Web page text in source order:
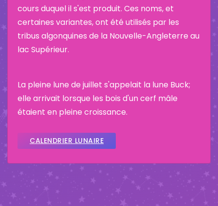
cours duquel il s'est produit. Ces noms, et
certaines variantes, ont été utilisés par les
tribus algonquines de la Nouvelle-Angleterre au
lac Supérieur.
La pleine lune de juillet s'appelait la lune Buck;
elle arrivait lorsque les bois d'un cerf mâle
étaient en pleine croissance.
CALENDRIER LUNAIRE